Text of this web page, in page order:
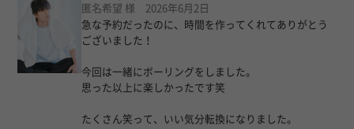
匿名希望 様 2026年6月2日
急な予約だったのに、時間を作ってくれてありがとう
ございました！
今回は一緒にボーリングをしました。
思った以上に楽しかったです笑
たくさん笑って、いい気分転換になりました。